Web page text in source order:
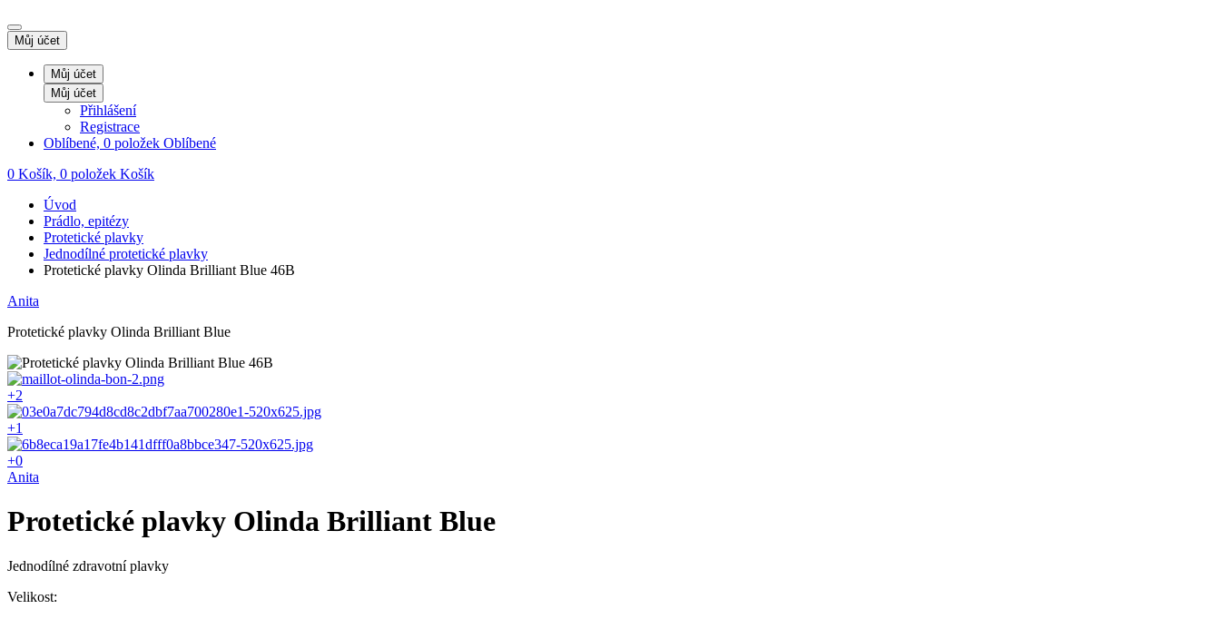
Můj účet
Můj účet
Můj účet
Přihlášení
Registrace
Oblíbené, 0 položek Oblíbené
0 Košík, 0 položek Košík
Úvod
Prádlo, epitézy
Protetické plavky
Jednodílné protetické plavky
Protetické plavky Olinda Brilliant Blue 46B
Anita
Protetické plavky Olinda Brilliant Blue
+2
+1
+0
Anita
Protetické plavky Olinda Brilliant Blue
Jednodílné zdravotní plavky
Velikost: